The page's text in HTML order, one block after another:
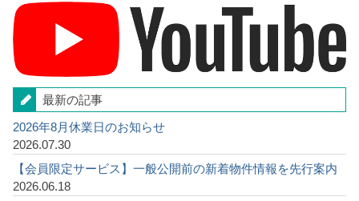
最新の記事
2026年8月休業日のお知らせ
2026.07.30
【会員限定サービス】一般公開前の新着物件情報を先行案内
2026.06.18